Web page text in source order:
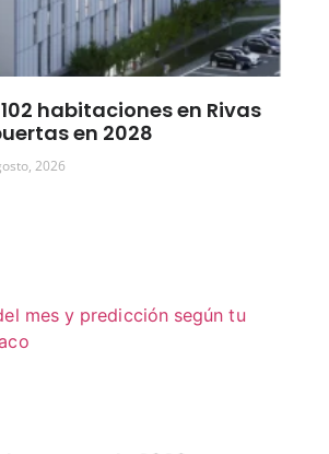
habitaciones en Rivas
en 2028
2026